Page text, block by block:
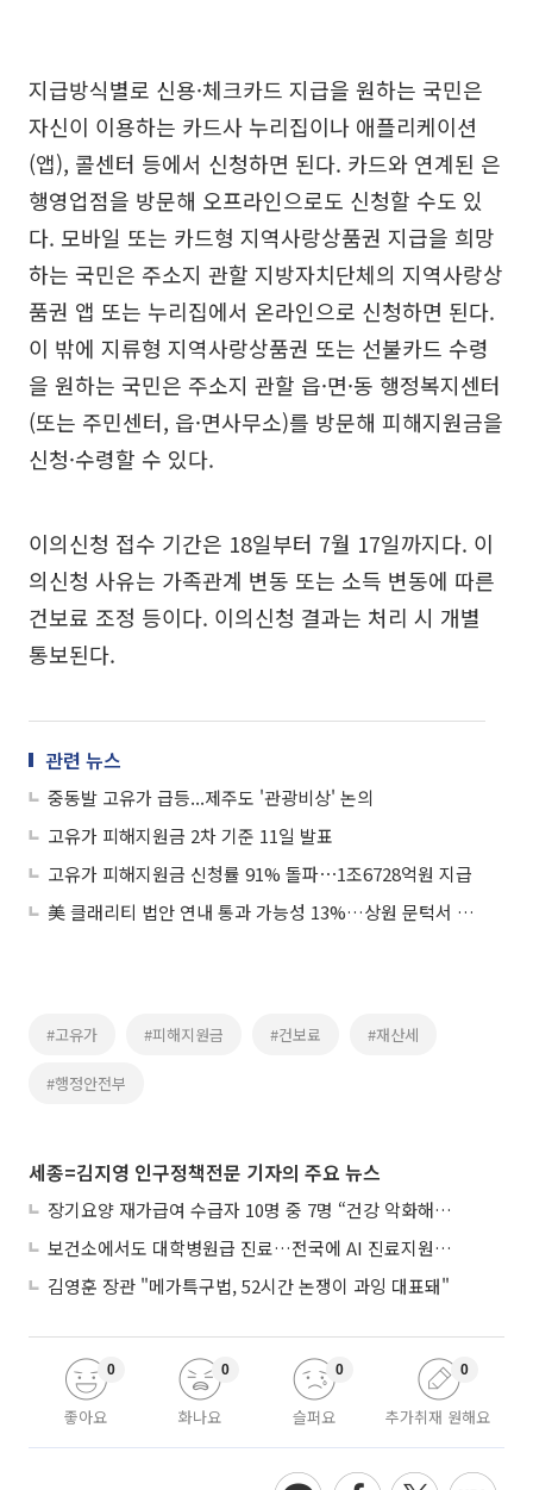
지급방식별로 신용·체크카드 지급을 원하는 국민은
자신이 이용하는 카드사 누리집이나 애플리케이션
(앱), 콜센터 등에서 신청하면 된다. 카드와 연계된 은
행영업점을 방문해 오프라인으로도 신청할 수도 있
다. 모바일 또는 카드형 지역사랑상품권 지급을 희망
하는 국민은 주소지 관할 지방자치단체의 지역사랑상
품권 앱 또는 누리집에서 온라인으로 신청하면 된다.
이 밖에 지류형 지역사랑상품권 또는 선불카드 수령
을 원하는 국민은 주소지 관할 읍·면·동 행정복지센터
(또는 주민센터, 읍·면사무소)를 방문해 피해지원금을
신청·수령할 수 있다.
이의신청 접수 기간은 18일부터 7월 17일까지다. 이
의신청 사유는 가족관계 변동 또는 소득 변동에 따른
건보료 조정 등이다. 이의신청 결과는 처리 시 개별
통보된다.
관련 뉴스
중동발 고유가 급등...제주도 '관광비상' 논의
고유가 피해지원금 2차 기준 11일 발표
고유가 피해지원금 신청률 91% 돌파⋯1조6728억원 지급
美 클래리티 법안 연내 통과 가능성 13%…상원 문턱서 제동
#고유가 #피해지원금 #건보료 #재산세
#행정안전부
세종=김지영 인구정책전문 기자의 주요 뉴스
장기요양 재가급여 수급자 10명 중 7명 “건강 악화해도 집에서”
보건소에서도 대학병원급 진료…전국에 AI 진료지원도구 보급
김영훈 장관 "메가특구법, 52시간 논쟁이 과잉 대표돼"
좋아요
0
화나요
0
슬퍼요
0
추가취재 원해요
0